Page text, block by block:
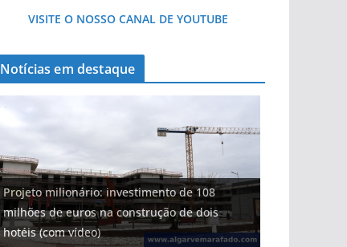
VISITE O NOSSO CANAL DE YOUTUBE
Notícias em destaque
Projeto milionário: investimento de 108
milhões de euros na construção de dois
hotéis (com vídeo)